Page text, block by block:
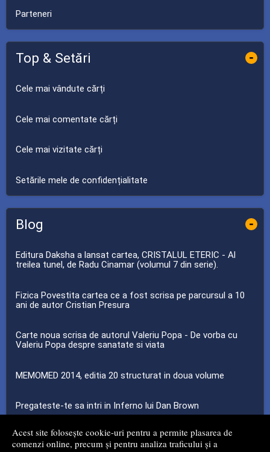
Acest site folosește cookie-uri pentru a permite plasarea de
comenzi online, precum și pentru analiza traficului și a
Parteneri
Top & Setări -
Cele mai vândute cărți
Cele mai comentate cărți
Cele mai vizitate cărți
Setările mele de confidențialitate
Blog -
Editura Daksha a lansat cartea, CRISTALUL ETERIC - Al
treilea tunel, de Radu Cinamar (volumul 7 din serie).
Fizica Povestita cartea ce a fost scrisa pe parcursul a 10
ani de autor Cristian Presura
Carte noua scrisa de autorul Valeriu Popa - De vorba cu
Valeriu Popa despre sanatate si viata
MEMOMED 2014, editia 20 structurat in doua volume
Pregateste-te sa intri in Inferno lui Dan Brown
...toate știrile